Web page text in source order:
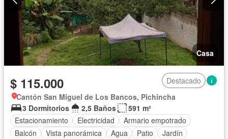
Casa
$ 115.000
Destacado
Cantón San Miguel de Los Bancos, Pichincha
3 Dormitorios
2,5 Baños
591 m²
Estacionamiento
Electricidad
Armario empotrado
Balcón
Vista panorámica Agua Patio
Jardín